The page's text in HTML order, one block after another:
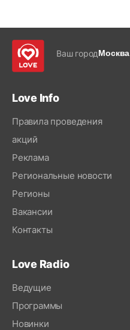
Ваш городМосква
Love Info
Правила проведения
акций
Реклама
Региональные новости
Регионы
Вакансии
Контакты
Love Radio
Ведущие
Программы
Новинки